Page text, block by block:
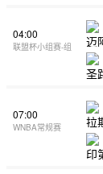
04:00
联盟杯小组赛-组
07:00
WNBA常规赛